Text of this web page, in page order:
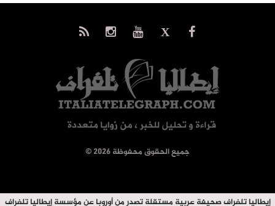
© جميع الحقوق محفوظة 2026
إيطاليا تلغراف صحيفة عربية مستقلة تصدر من أوروبا عن مؤسسة إيطاليا تلغراف